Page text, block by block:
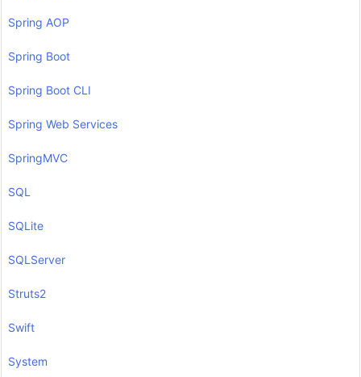
Spring AOP
Spring Boot
Spring Boot CLI
Spring Web Services
SpringMVC
SQL
SQLite
SQLServer
Struts2
Swift
System